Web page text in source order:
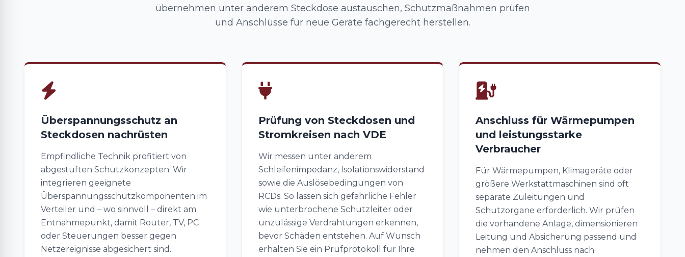
übernehmen unter anderem Steckdose austauschen, Schutzmaßnahmen prüfen
und Anschlüsse für neue Geräte fachgerecht herstellen.
Überspannungsschutz an
Steckdosen nachrüsten
Empfindliche Technik profitiert von
abgestuften Schutzkonzepten. Wir
integrieren geeignete
Überspannungsschutzkomponenten im
Verteiler und – wo sinnvoll – direkt am
Entnahmepunkt, damit Router, TV, PC
oder Steuerungen besser gegen
Netzereignisse abgesichert sind.
Prüfung von Steckdosen und
Stromkreisen nach VDE
Wir messen unter anderem
Schleifenimpedanz, Isolationswiderstand
sowie die Auslösebedingungen von
RCDs. So lassen sich gefährliche Fehler
wie unterbrochene Schutzleiter oder
unzulässige Verdrahtungen erkennen,
bevor Schäden entstehen. Auf Wunsch
erhalten Sie ein Prüfprotokoll für Ihre
Anschluss für Wärmepumpen
und leistungsstarke
Verbraucher
Für Wärmepumpen, Klimageräte oder
größere Werkstattmaschinen sind oft
separate Zuleitungen und
Schutzorgane erforderlich. Wir prüfen
die vorhandene Anlage, dimensionieren
Leitung und Absicherung passend und
nehmen den Anschluss nach